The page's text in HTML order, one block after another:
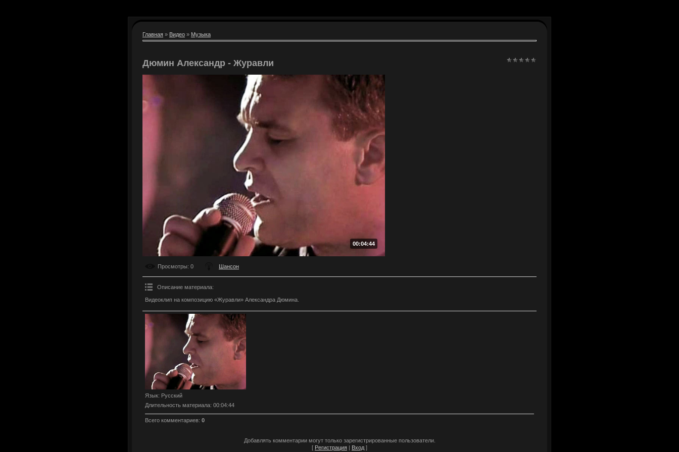
Главная » Видео » Музыка
Дюмин Александр - Журавли
00:04:44
Просмотры: 0 Шансон
Описание материала:
Видеоклип на композицию «Журавли» Александра Дюмина.
Язык: Русский
Длительность материала: 00:04:44
Всего комментариев: 0
Добавлять комментарии могут только зарегистрированные пользователи.
[ Регистрация | Вход ]